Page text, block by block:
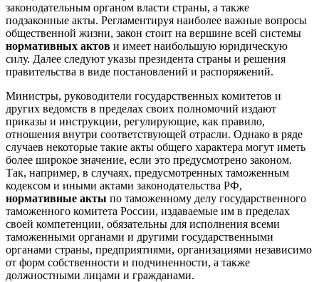
законодательным органом власти страны, а также
подзаконные акты. Регламентируя наиболее важные вопросы
общественной жизни, закон стоит на вершине всей системы
нормативных актов и имеет наибольшую юридическую
силу. Далее следуют указы президента страны и решения
правительства в виде постановлений и распоряжений.
Министры, руководители государственных комитетов и
других ведомств в пределах своих полномочий издают
приказы и инструкции, регулирующие, как правило,
отношения внутри соответствующей отрасли. Однако в ряде
случаев некоторые такие акты общего характера могут иметь
более широкое значение, если это предусмотрено законом.
Так, например, в случаях, предусмотренных таможенным
кодексом и иными актами законодательства РФ,
нормативные акты по таможенному делу государственного
таможенного комитета России, издаваемые им в пределах
своей компетенции, обязательны для исполнения всеми
таможенными органами и другими государственными
органами страны, предприятиями, организациями независимо
от форм собственности и подчиненности, а также
должностными лицами и гражданами.